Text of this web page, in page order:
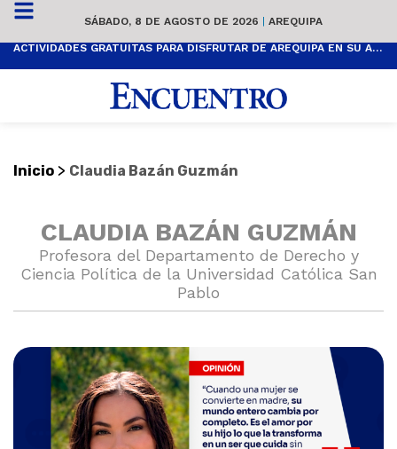
SÁBADO, 8 DE AGOSTO DE 2026 | AREQUIPA
ACTIVIDADES GRATUITAS PARA DISFRUTAR DE AREQUIPA EN SU ANIVERSARIO
Inicio > Claudia Bazán Guzmán
CLAUDIA BAZÁN GUZMÁN
Profesora del Departamento de Derecho y
Ciencia Política de la Universidad Católica San
Pablo